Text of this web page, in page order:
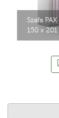
Szafa PAX
150 x